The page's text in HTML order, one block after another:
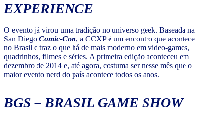
EXPERIENCE
O evento já virou uma tradição no universo geek. Baseada na
San Diego Comic-Con, a CCXP é um encontro que acontece
no Brasil e traz o que há de mais moderno em video-games,
quadrinhos, filmes e séries. A primeira edição aconteceu em
dezembro de 2014 e, até agora, costuma ser nesse mês que o
maior evento nerd do país acontece todos os anos.
BGS – BRASIL GAME SHOW